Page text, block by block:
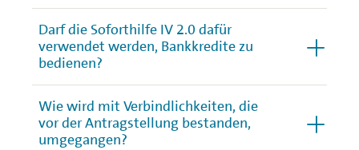
Darf die Soforthilfe IV 2.0 dafür
verwendet werden, Bankkredite zu
bedienen?
Wie wird mit Verbindlichkeiten, die
vor der Antragstellung bestanden,
umgegangen?